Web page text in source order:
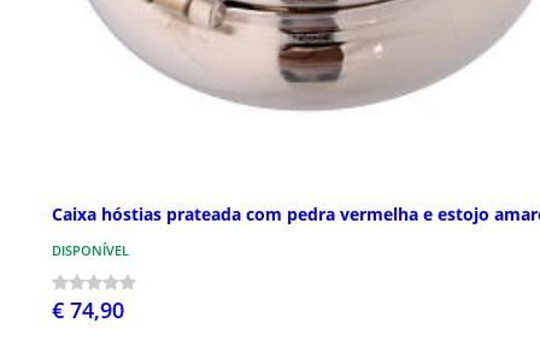
Caixa hóstias prateada com pedra vermelha e estojo
DISPONÍVEL
€ 74,90